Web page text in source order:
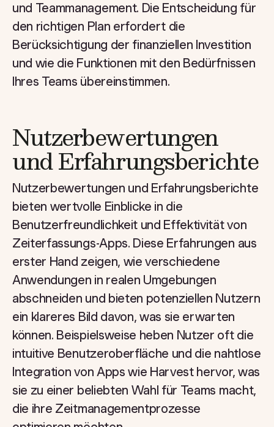
und Teammanagement. Die Entscheidung für
den richtigen Plan erfordert die
Berücksichtigung der finanziellen Investition
und wie die Funktionen mit den Bedürfnissen
Ihres Teams übereinstimmen.
Nutzerbewertungen
und Erfahrungsberichte
Nutzerbewertungen und Erfahrungsberichte
bieten wertvolle Einblicke in die
Benutzerfreundlichkeit und Effektivität von
Zeiterfassungs-Apps. Diese Erfahrungen aus
erster Hand zeigen, wie verschiedene
Anwendungen in realen Umgebungen
abschneiden und bieten potenziellen Nutzern
ein klareres Bild davon, was sie erwarten
können. Beispielsweise heben Nutzer oft die
intuitive Benutzeroberfläche und die nahtlose
Integration von Apps wie Harvest hervor, was
sie zu einer beliebten Wahl für Teams macht,
die ihre Zeitmanagementprozesse